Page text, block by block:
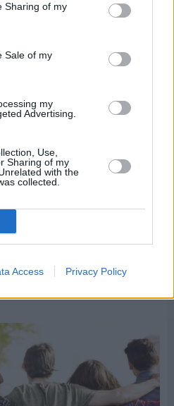
Sharing of my
Sale of my
my
Advertising.
Use,
Sharing of my
with the
collected.
Access Privacy Policy
των
το Επιμελητήριο